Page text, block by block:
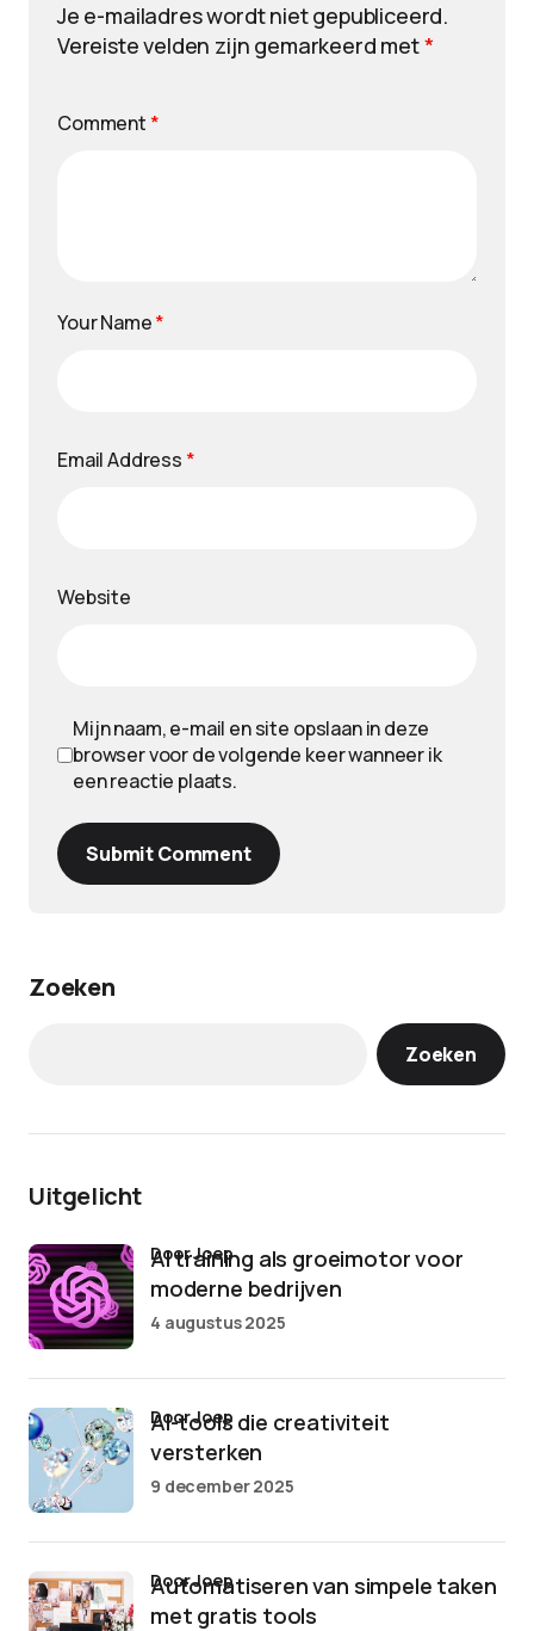
Je e-mailadres wordt niet gepubliceerd.
Vereiste velden zijn gemarkeerd met*
Comment *
Your Name*
Email Address *
Website
Mijn naam, e-mail en site opslaan in deze
browser voor de volgende keer wanneer ik
een reactie plaats.
Submit Comment
Zoeken
Zoeken
Uitgelicht
AI training als groeimotor voor
moderne bedrijven
door Joep
4 augustus 2025
AI-tools die creativiteit
versterken
door Joep
9 december 2025
Automatiseren van simpele taken
met gratis tools
door Joep